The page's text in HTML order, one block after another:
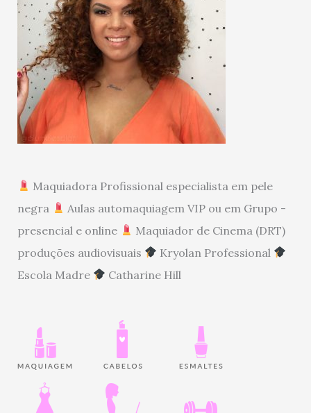
Maquiadora Profissional especialista em pele
negra
Aulas automaquiagem VIP ou em Grupo -
presencial e online
Maquiador de Cinema (DRT)
produções audiovisuais
Kryolan Professional
Escola Madre
Catharine Hill